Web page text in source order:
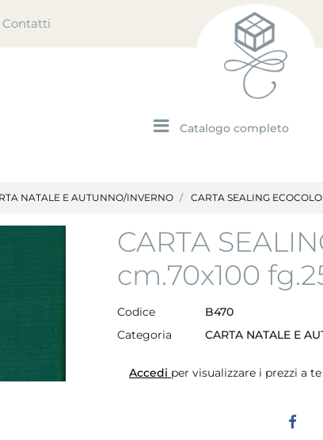
Contatti
Open menu
NATALE E AUTUNNO/INVERNO CARTA SEALING
CARTA
cm.70x100
Codice
B470
Categoria
CARTA NATALE E
Accedi per visualizzare i prezzi a